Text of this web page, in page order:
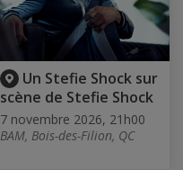
Un Stefie Shock sur
scène de Stefie Shock
7 novembre 2026, 21h00
BAM, Bois-des-Filion, QC